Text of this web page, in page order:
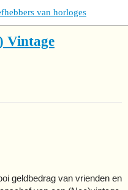
van horloges
Vintage
geldbedrag van vrienden en